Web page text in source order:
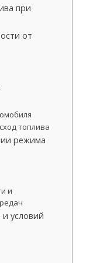
при
от
топлива
режима
и
условий